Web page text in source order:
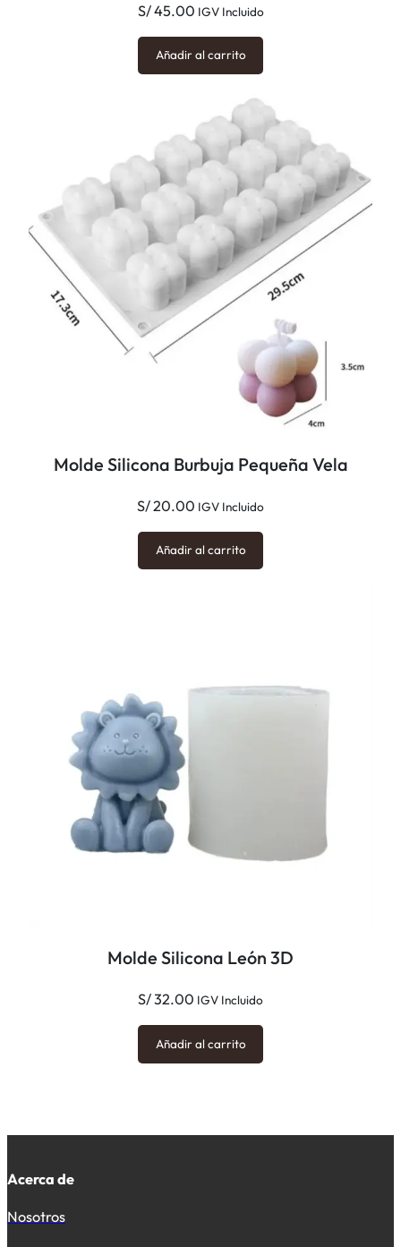
S/45.00 IGV Incluido
Añadir al carrito
Molde Silicona Burbuja Pequeña Vela
S/20.00 IGV Incluido
Añadir al carrito
Molde Silicona León 3D
S/32.00 IGV Incluido
Añadir al carrito
Acerca de
Nosotros